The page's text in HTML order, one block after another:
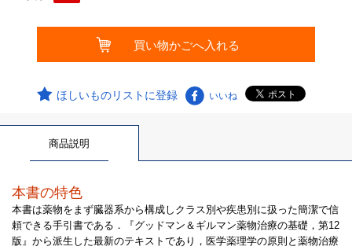
ほしいものリストに登録 いいね
商品説明
本書の特色
本書は薬物をまず臓器系から構成しクラス別や疾患別に扱った簡潔で信
頼できる手引書である．『グッドマン＆ギルマン薬物治療の基礎，第12
版』から派生した最新のテキストであり，医学薬理学の原則と薬物治療